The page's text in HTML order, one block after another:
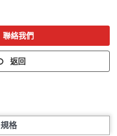
聯絡我們
返回
規格